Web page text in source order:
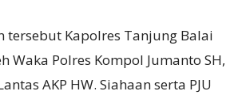
tersebut Kapolres Tanjung Balai
Waka Polres Kompol Jumanto SH,
AKP HW. Siahaan serta PJU